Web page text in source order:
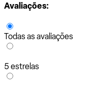
Avaliações:
Todas as avaliações
5 estrelas